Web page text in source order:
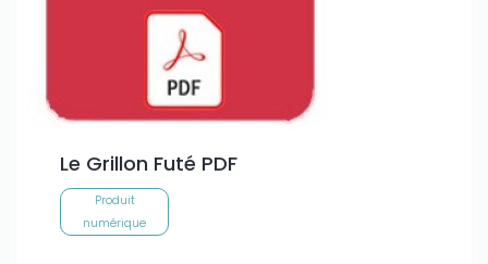
Le Grillon Futé PDF
Produit
numérique